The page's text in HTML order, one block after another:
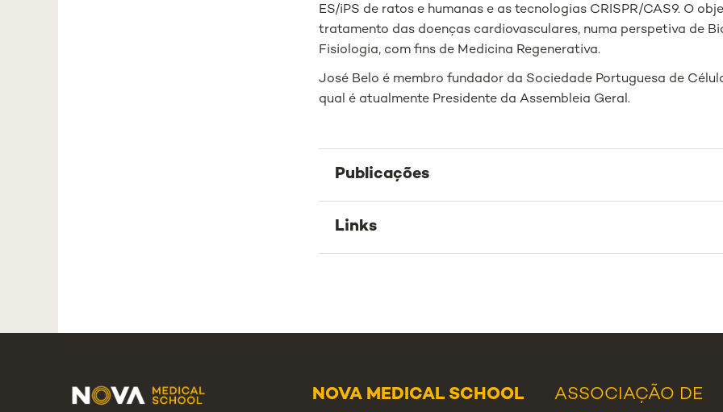
ES/iPS de ratos e humanas e as tecnologias CRISPR/CAS9. O
tratamento das doenças cardiovasculares, numa perspetiva de
Fisiologia, com fins de Medicina Regenerativa.
José Belo é membro fundador da Sociedade Portuguesa de
qual é atualmente Presidente da Assembleia Geral.
Publicações
Links
NOVA MEDICAL SCHOOL
ASSOCIAÇÃO DE